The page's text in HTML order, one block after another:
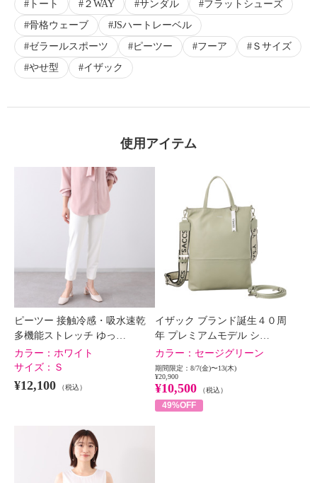
トート ２WAY サンダル
フラットシューズ
骨格ウェーブ
JSハートレーベル
ゼラールスポーツ
ピーツー フーア
Ｓサイズ
やせ型
イザック
使用アイテム
ピーツー 接触冷感・吸水速乾
多機能ストレッチ ゆっ…
カラー： ホワイト
サイズ： Ｓ
¥12,100 （税込）
イザック ブランド誕生４０周
年 プレミアムモデル シ…
カラー： セージグリーン
期間限定：8/7(金)〜13(木)
¥20,900
¥10,500 （税込）
49%OFF